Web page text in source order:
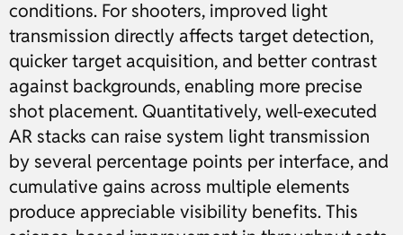
conditions. For shooters, improved light
transmission directly affects target detection,
quicker target acquisition, and better contrast
against backgrounds, enabling more precise
shot placement. Quantitatively, well-executed
AR stacks can raise system light transmission
by several percentage points per interface, and
cumulative gains across multiple elements
produce appreciable visibility benefits. This